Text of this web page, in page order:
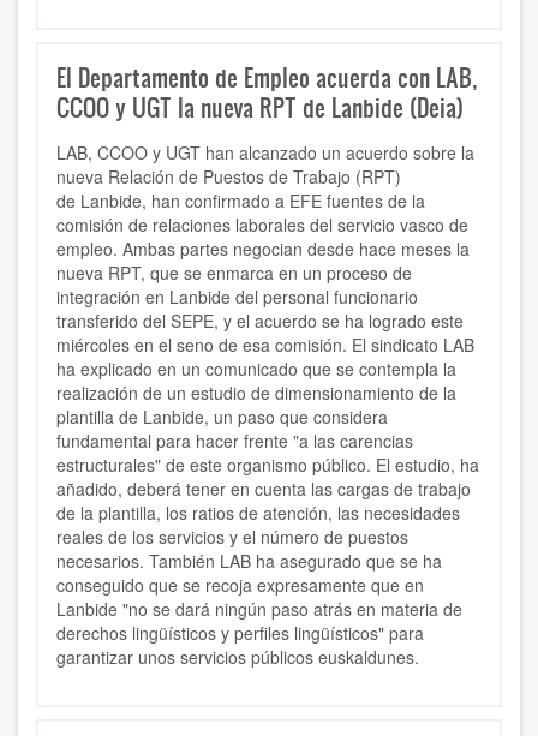
El Departamento de Empleo acuerda con LAB,
CCOO y UGT la nueva RPT de Lanbide (Deia)
LAB, CCOO y UGT han alcanzado un acuerdo sobre la
nueva Relación de Puestos de Trabajo (RPT)
de Lanbide, han confirmado a EFE fuentes de la
comisión de relaciones laborales del servicio vasco de
empleo. Ambas partes negocian desde hace meses la
nueva RPT, que se enmarca en un proceso de
integración en Lanbide del personal funcionario
transferido del SEPE, y el acuerdo se ha logrado este
miércoles en el seno de esa comisión. El sindicato LAB
ha explicado en un comunicado que se contempla la
realización de un estudio de dimensionamiento de la
plantilla de Lanbide, un paso que considera
fundamental para hacer frente "a las carencias
estructurales" de este organismo público. El estudio, ha
añadido, deberá tener en cuenta las cargas de trabajo
de la plantilla, los ratios de atención, las necesidades
reales de los servicios y el número de puestos
necesarios. También LAB ha asegurado que se ha
conseguido que se recoja expresamente que en
Lanbide "no se dará ningún paso atrás en materia de
derechos lingüísticos y perfiles lingüísticos" para
garantizar unos servicios públicos euskaldunes.